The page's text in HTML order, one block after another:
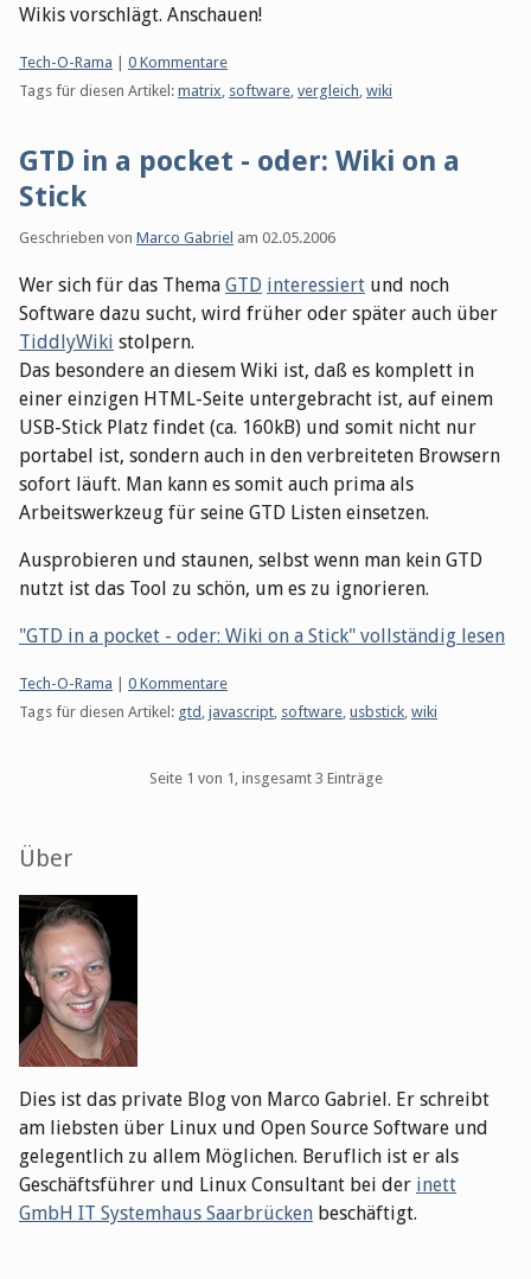
Wikis vorschlägt. Anschauen!
Kategorien:
Tech-O-Rama
0 Kommentare
Tags für diesen Artikel: matrix, software, vergleich, wiki
GTD in a pocket - oder: Wiki on a
Stick
Geschrieben von Marco Gabriel am 02.05.2006
Wer sich für das Thema GTD interessiert und noch
Software dazu sucht, wird früher oder später auch über
TiddlyWiki stolpern.
Das besondere an diesem Wiki ist, daß es komplett in
einer einzigen HTML-Seite untergebracht ist, auf einem
USB-Stick Platz findet (ca. 160kB) und somit nicht nur
portabel ist, sondern auch in den verbreiteten Browsern
sofort läuft. Man kann es somit auch prima als
Arbeitswerkzeug für seine GTD Listen einsetzen.
Ausprobieren und staunen, selbst wenn man kein GTD
nutzt ist das Tool zu schön, um es zu ignorieren.
"GTD in a pocket - oder: Wiki on a Stick" vollständig lesen
Kategorien:
Tech-O-Rama
0 Kommentare
Tags für diesen Artikel: gtd , javascript, software, usbstick, wiki
Seite 1 von 1, insgesamt 3 Einträge
Seitenleiste
Über
Dies ist das private Blog von Marco Gabriel. Er schreibt
am liebsten über Linux und Open Source Software und
gelegentlich zu allem Möglichen. Beruflich ist er als
Geschäftsführer und Linux Consultant bei der inett
GmbH IT Systemhaus Saarbrücken beschäftigt.